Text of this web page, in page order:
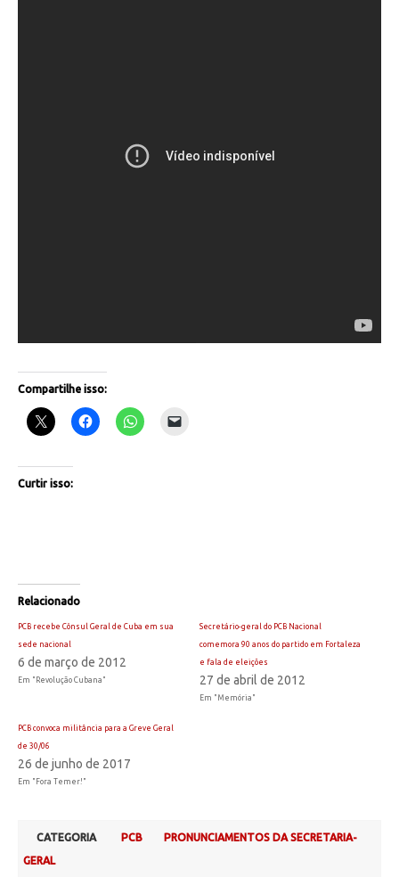
Compartilhe isso:
Curtir isso:
Relacionado
PCB recebe Cônsul Geral de Cuba em sua
sede nacional
6 de março de 2012
Em "Revolução Cubana"
Secretário-geral do PCB Nacional
comemora 90 anos do partido em Fortaleza
e fala de eleições
27 de abril de 2012
Em "Memória"
PCB convoca militância para a Greve Geral
de 30/06
26 de junho de 2017
Em "Fora Temer!"
CATEGORIA PCB
PRONUNCIAMENTOS DA SECRETARIA-
GERAL